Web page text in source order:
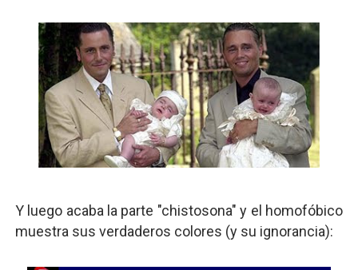
Y luego acaba la parte "chistosona" y el homofóbico
muestra sus verdaderos colores (y su ignorancia):